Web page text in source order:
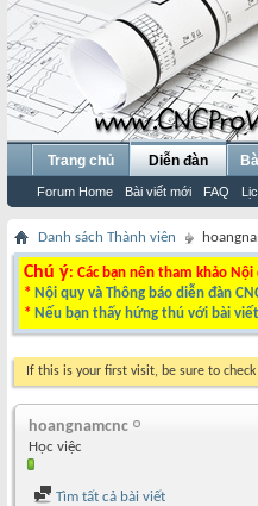
Trang chủ Diễn đàn
Forum Home Bài viết mới FAQ
Danh sách Thành viên
Chú ý: Các bạn nên tham khảo
* Nội quy và Thông báo diễn đàn
* Nếu bạn thấy hứng thú với bài
If this is your first visit, be sure to
hoangnamcnc
Học việc
Tìm tất cả bài viết